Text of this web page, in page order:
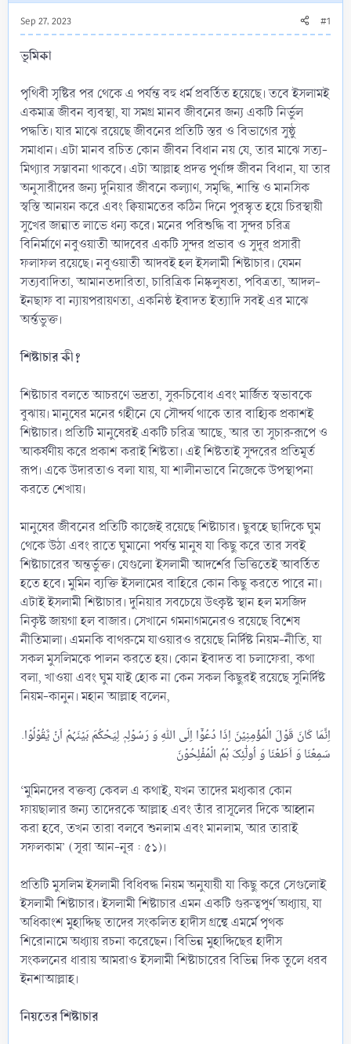
Sep 27, 2023 #1
ভূমিকা
পৃথিবী সৃষ্টির পর থেকে এ পর্যন্ত বহু ধর্ম প্রবর্তিত হয়েছে। তবে ইসলামই
একমাত্র জীবন ব্যবস্থা, যা সমগ্র মানব জীবনের জন্য একটি নির্ভুল
পদ্ধতি। যার মাঝে রয়েছে জীবনের প্রতিটি স্তর ও বিভাগের সুষ্ঠু
সমাধান। এটা মানব রচিত কোন জীবন বিধান নয় যে, তার মাঝে সত্য-
মিথ্যার সম্ভাবনা থাকবে। এটা আল্লাহ প্রদত্ত পূর্ণাঙ্গ জীবন বিধান, যা তার
অনুসারীদের জন্য দুনিয়ার জীবনে কল্যাণ, সমৃদ্ধি, শান্তি ও মানসিক
স্বস্তি আনয়ন করে এবং ক্বিয়ামতের কঠিন দিনে পুরস্কৃত হয়ে চিরস্থায়ী
সুখের জান্নাত লাভে ধন্য করে। মনের পরিশুদ্ধি বা সুন্দর চরিত্র
বিনির্মাণে নবুওয়াতী আদবের একটি সুন্দর প্রভাব ও সুদূর প্রসারী
ফলাফল রয়েছে। নবুওয়াতী আদবই হল ইসলামী শিষ্টাচার। যেমন
সত্যবাদিতা, আমানতদারিতা, চারিত্রিক নিষ্কলুষতা, পবিত্রতা, আদল-
ইনছাফ বা ন্যায়পরায়ণতা, একনিষ্ঠ ইবাদত ইত্যাদি সবই এর মাঝে
অর্ন্তভুক্ত।
শিষ্টাচার কী?
শিষ্টাচার বলতে আচরণে ভদ্রতা, সুরুচিবোধ এবং মার্জিত স্বভাবকে
বুঝায়। মানুষের মনের গহীনে যে সৌন্দর্য থাকে তার বাহ্যিক প্রকাশই
শিষ্টাচার। প্রতিটি মানুষেরই একটি চরিত্র আছে, আর তা সুচারুরূপে ও
আকর্ষণীয় করে প্রকাশ করাই শিষ্টতা। এই শিষ্টতাই সুন্দরের প্রতিমূর্ত
রূপ। একে উদারতাও বলা যায়, যা শালীনভাবে নিজেকে উপস্থাপনা
করতে শেখায়।
মানুষের জীবনের প্রতিটি কাজেই রয়েছে শিষ্টাচার। ছুবহে ছাদিকে ঘুম
থেকে উঠা এবং রাতে ঘুমানো পর্যন্ত মানুষ যা কিছু করে তার সবই
শিষ্টাচারের অন্তর্ভুক্ত। যেগুলো ইসলামী আদর্শের ভিত্তিতেই আবর্তিত
হতে হবে। মুমিন ব্যক্তি ইসলামের বাহিরে কোন কিছু করতে পারে না।
এটাই ইসলামী শিষ্টাচার। দুনিয়ার সবচেয়ে উৎকৃষ্ট স্থান হল মসজিদ
নিকৃষ্ট জায়গা হল বাজার। সেখানে গমনাগমনেরও রয়েছে বিশেষ
নীতিমালা। এমনকি বাথরুমে যাওয়ারও রয়েছে নির্দিষ্ট নিয়ম-নীতি, যা
সকল মুসলিমকে পালন করতে হয়। কোন ইবাদত বা চলাফেরা, কথা
বলা, খাওয়া এবং ঘুম যাই হোক না কেন সকল কিছুরই রয়েছে সুনির্দিষ্ট
নিয়ম-কানুন। মহান আল্লাহ বলেন,
.اِنَّمَا کَانَ قَوۡلَ الۡمُؤۡمِنِیۡنَ اِذَا دُعُوۡۤا اِلَی اللّٰہِ وَ رَسُوۡلِہٖ لِیَحۡکُمَ بَیۡنَہُمۡ اَنۡ یَّقُوۡلُوۡا
‘মুমিনদের বক্তব্য কেবল এ কথাই, যখন তাদের মধ্যকার কোন
ফায়ছালার জন্য তাদেরকে আল্লাহ এবং তাঁর রাসূলের দিকে আহ্বান
করা হবে, তখন তারা বলবে শুনলাম এবং মানলাম, আর তারাই
সফলকাম’ (সূরা আন-নূর : ৫১)।
প্রতিটি মুসলিম ইসলামী বিধিবদ্ধ নিয়ম অনুযায়ী যা কিছু করে সেগুলোই
ইসলামী শিষ্টাচার। ইসলামী শিষ্টাচার এমন একটি গুরুত্বপূর্ণ অধ্যায়, যা
অধিকাংশ মুহাদ্দিছ তাদের সংকলিত হাদীস গ্রন্থে এমর্মে পৃথক
শিরোনামে অধ্যায় রচনা করেছেন। বিভিন্ন মুহাদ্দিছের হাদীস
সংকলনের ধারায় আমরাও ইসলামী শিষ্টাচারের বিভিন্ন দিক তুলে ধরব
ইনশাআল্লাহ।
নিয়তের শিষ্টাচার